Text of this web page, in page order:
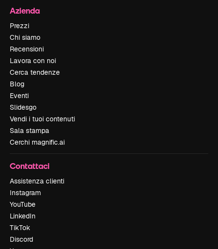
Azienda
Prezzi
Chi siamo
Recensioni
Lavora con noi
Cerca tendenze
Blog
Eventi
Slidesgo
Vendi i tuoi contenuti
Sala stampa
Cerchi magnific.ai
Contattaci
Assistenza clienti
Instagram
YouTube
LinkedIn
TikTok
Discord